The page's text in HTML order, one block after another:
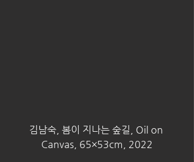
김남숙, 봄이 지나는 숲길, Oil on
Canvas, 65×53cm, 2022